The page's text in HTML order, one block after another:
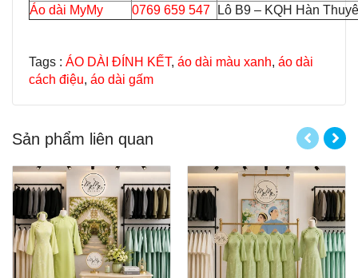
Áo dài MyMy
0769 659 547 Lô B9 – KQH Hàn
Tags : ÁO DÀI ĐÍNH KẾT, áo dài màu xanh, áo dài
cách điệu, áo dài gấm
Sản phẩm liên quan